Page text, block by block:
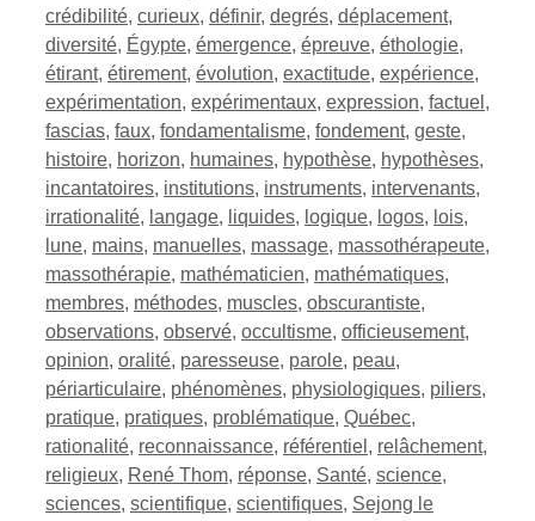
crédibilité, curieux, définir, degrés, déplacement,
diversité, Égypte, émergence, épreuve, éthologie,
étirant, étirement, évolution, exactitude, expérience,
expérimentation, expérimentaux, expression, factuel ,
fascias, faux, fondamentalisme, fondement, geste,
histoire, horizon, humaines, hypothèse, hypothèses,
incantatoires, institutions, instruments, intervenants,
irrationalité, langage, liquides, logique, logos, lois,
lune, mains, manuelles, massage, massothérapeute,
massothérapie, mathématicien, mathématiques,
membres, méthodes, muscles, obscurantiste,
observations, observé, occultisme, officieusement,
opinion, oralité, paresseuse, parole, peau,
périarticulaire, phénomènes, physiologiques, piliers,
pratique, pratiques, problématique, Québec,
rationalité, reconnaissance, référentiel , relâchement,
religieux, René Thom, réponse, Santé, science,
sciences, scientifique, scientifiques, Sejong le